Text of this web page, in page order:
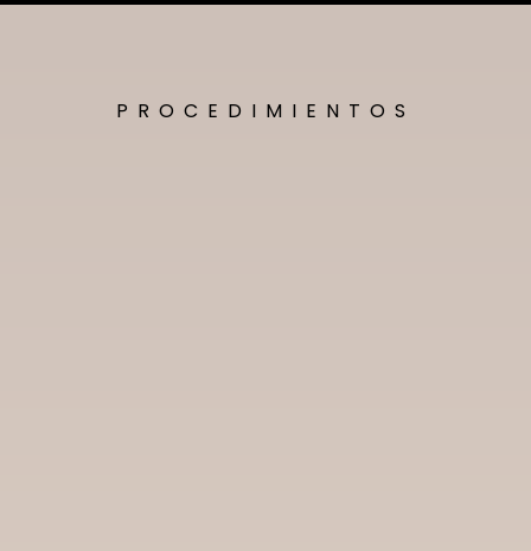
PROCEDIMIENTOS